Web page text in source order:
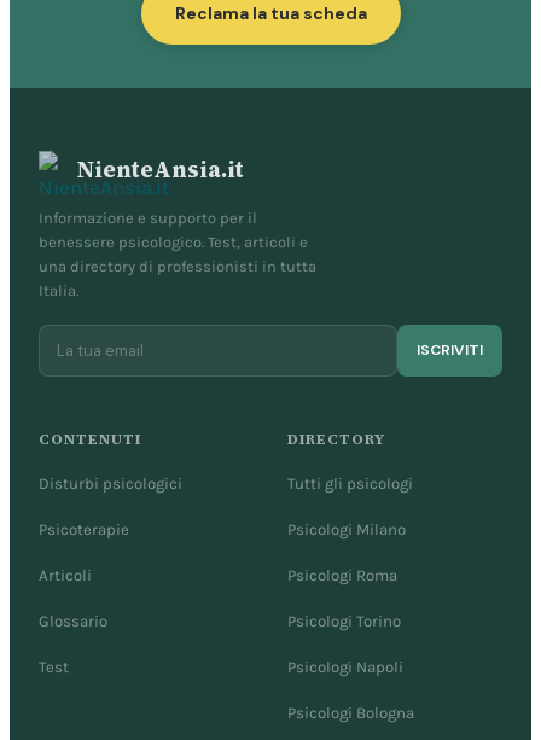
Reclama la tua scheda
NienteAnsia.it
Informazione e supporto per il
benessere psicologico. Test, articoli e
una directory di professionisti in tutta
Italia.
ISCRIVITI
CONTENUTI
Disturbi psicologici
Psicoterapie
Articoli
Glossario
Test
DIRECTORY
Tutti gli psicologi
Psicologi Milano
Psicologi Roma
Psicologi Torino
Psicologi Napoli
Psicologi Bologna